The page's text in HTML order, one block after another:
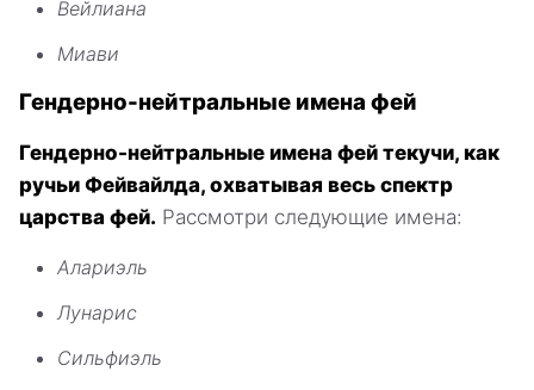
Вейлиана
Миави
Гендерно-нейтральные имена фей
Гендерно-нейтральные имена фей текучи, как
ручьи Фейвайлда, охватывая весь спектр
царства фей. Рассмотри следующие имена:
Алариэль
Лунарис
Сильфиэль